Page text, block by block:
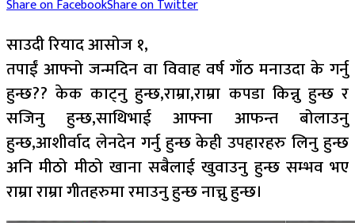
Share on FacebookShare on Twitter
साउदी रियाद आसोज १,
तपाईं आफ्नो जन्मदिन वा विवाह वर्ष गाँठ मनाउदा के गर्नु
हुन्छ?? केक काट्नु हुन्छ,राम्रा,राम्रा कपडा किन्नु हुन्छ र
सजिनु हुन्छ,साथिभाई आफ्ना आफन्त बोलाउनु
हुन्छ,आशीर्वाद लेनदेन गर्नु हुन्छ केही उपहारहरु लिनु हुन्छ
अनि मीठो मीठो खाना सबैलाई खुवाउनु हुन्छ सम्भव भए
राम्रा राम्रा गीतहरुमा रमाउनु हुन्छ नाच्नु हुन्छ।